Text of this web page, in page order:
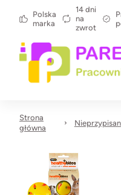
Polska
marka
14 dni
na
zwrot
Strona
główna